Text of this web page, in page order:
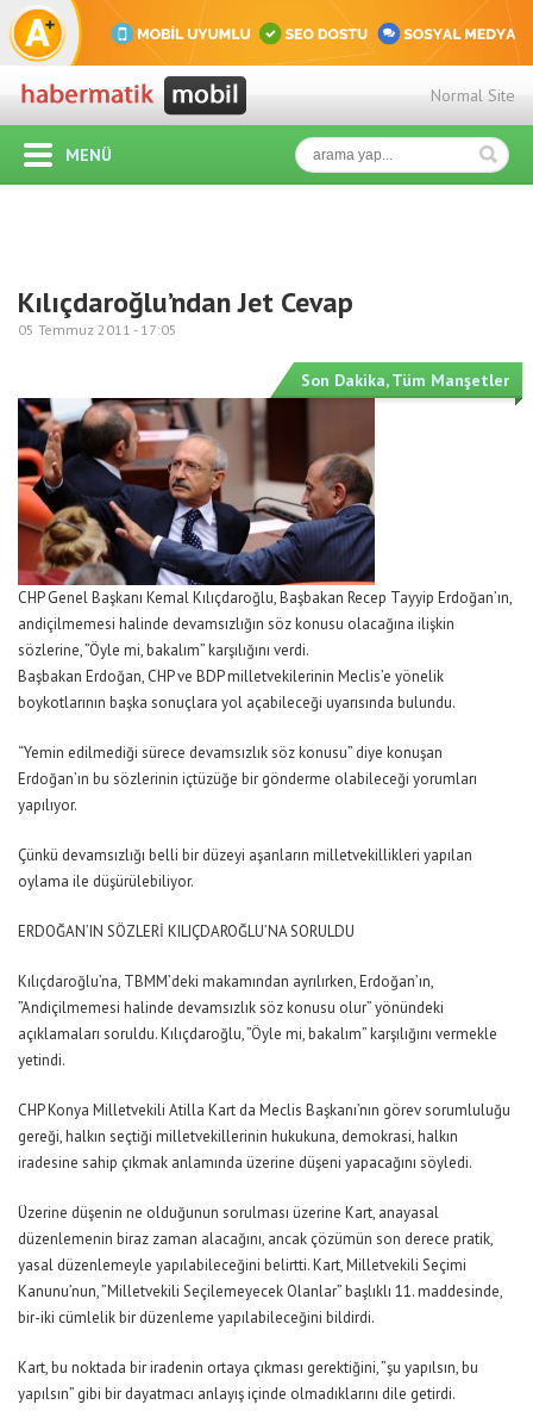
Normal Site
MENÜ
Kılıçdaroğlu’ndan Jet Cevap
05 Temmuz 2011 - 17:05
Son Dakika,Tüm Manşetler
CHP Genel Başkanı Kemal Kılıçdaroğlu, Başbakan Recep Tayyip Erdoğan’ın,
andiçilmemesi halinde devamsızlığın söz konusu olacağına ilişkin
sözlerine, ”Öyle mi, bakalım” karşılığını verdi.
Başbakan Erdoğan, CHP ve BDP milletvekilerinin Meclis’e yönelik
boykotlarının başka sonuçlara yol açabileceği uyarısında bulundu.
“Yemin edilmediği sürece devamsızlık söz konusu” diye konuşan
Erdoğan’ın bu sözlerinin içtüzüğe bir gönderme olabileceği yorumları
yapılıyor.
Çünkü devamsızlığı belli bir düzeyi aşanların milletvekillikleri yapılan
oylama ile düşürülebiliyor.
ERDOĞAN’IN SÖZLERİ KILIÇDAROĞLU’NA SORULDU
Kılıçdaroğlu’na, TBMM’deki makamından ayrılırken, Erdoğan’ın,
”Andiçilmemesi halinde devamsızlık söz konusu olur” yönündeki
açıklamaları soruldu. Kılıçdaroğlu, ”Öyle mi, bakalım” karşılığını vermekle
yetindi.
CHP Konya Milletvekili Atilla Kart da Meclis Başkanı’nın görev sorumluluğu
gereği, halkın seçtiği milletvekillerinin hukukuna, demokrasi, halkın
iradesine sahip çıkmak anlamında üzerine düşeni yapacağını söyledi.
Üzerine düşenin ne olduğunun sorulması üzerine Kart, anayasal
düzenlemenin biraz zaman alacağını, ancak çözümün son derece pratik,
yasal düzenlemeyle yapılabileceğini belirtti. Kart, Milletvekili Seçimi
Kanunu’nun, ”Milletvekili Seçilemeyecek Olanlar” başlıklı 11. maddesinde,
bir-iki cümlelik bir düzenleme yapılabileceğini bildirdi.
Kart, bu noktada bir iradenin ortaya çıkması gerektiğini, ”şu yapılsın, bu
yapılsın” gibi bir dayatmacı anlayış içinde olmadıklarını dile getirdi.